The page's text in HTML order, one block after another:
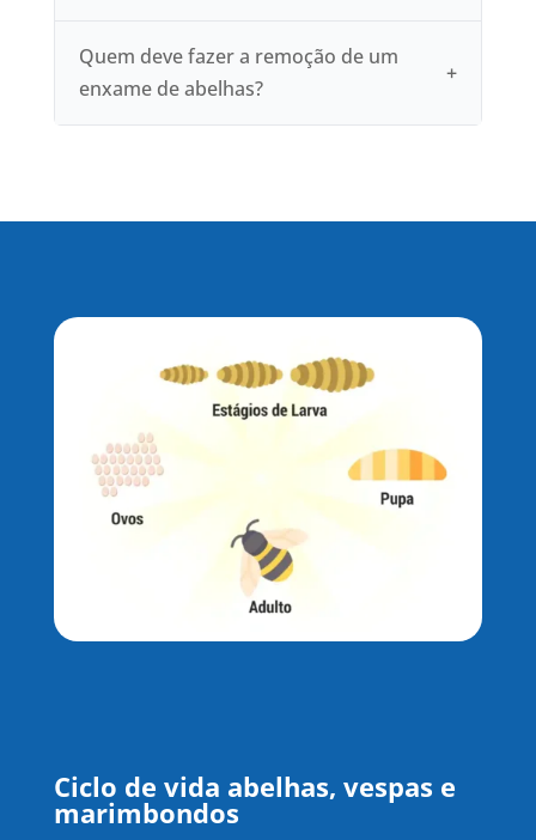
Quem deve fazer a remoção de um
enxame de abelhas?
Ciclo de vida abelhas, vespas e
marimbondos